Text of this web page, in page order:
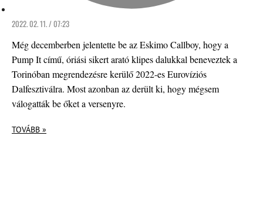
2022. 02. 11. / 07:23
Még decemberben jelentette be az Eskimo Callboy, hogy a
Pump It című, óriási sikert arató klipes dalukkal beneveztek a
Torinóban megrendezésre kerülő 2022-es Eurovíziós
Dalfesztiválra. Most azonban az derült ki, hogy mégsem
válogatták be őket a versenyre.
TOVÁBB »